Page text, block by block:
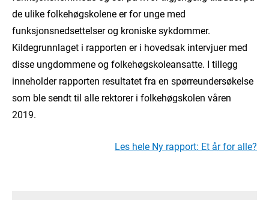
de ulike folkehøgskolene er for unge med
funksjonsnedsettelser og kroniske sykdommer.
Kildegrunnlaget i rapporten er i hovedsak intervjuer med
disse ungdommene og folkehøgskoleansatte. I tillegg
inneholder rapporten resultatet fra en spørreundersøkelse
som ble sendt til alle rektorer i folkehøgskolen våren
2019.
Les hele Ny rapport: Et år for alle?